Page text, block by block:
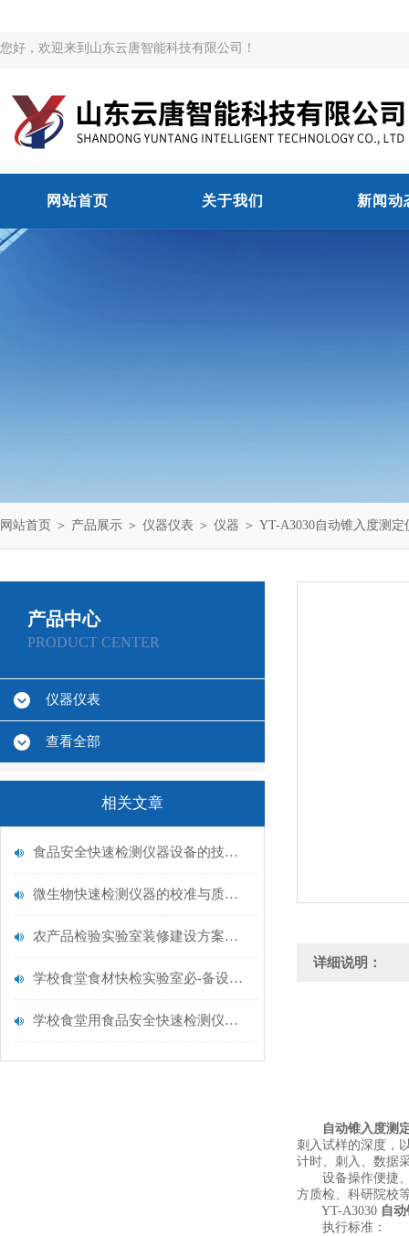
您好，欢迎来到山东云唐智能科技有限公司！
网站首页 关于我们 新闻动
网站首页 ＞ 产品展示 ＞ 仪器仪表 ＞ 仪器 ＞ YT-A3030自动锥入度测定
产品中心
PRODUCT CENTER
仪器仪表
查看全部
相关文章
食品安全快速检测仪器设备的技术演进与应用场景
微生物快速检测仪器的校准与质控：保证结果准确性的黄金法则
农产品检验实验室装修建设方案仪器配置清单@云唐仪器
学校食堂食材快检实验室必-备设备清单【云唐仪器推荐】
学校食堂用食品安全快速检测仪器【行业推荐】云唐食品安全检测仪
详细说明：
自动锥入度测
刺入试样的深度，
计时、刺入、数据
设备操作便捷、
方质检、科研院校
YT-A3030 自
执行标准：